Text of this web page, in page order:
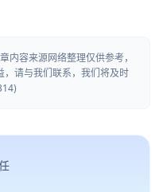
内容来源网络整理仅供参考，
请与我们联系，我们将及时